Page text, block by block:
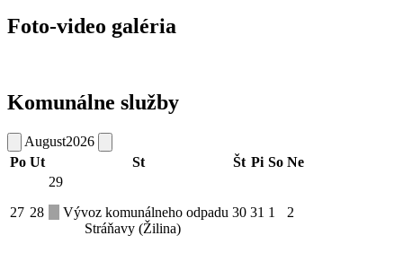
Foto-video galéria
Komunálne služby
August2026
Po Ut St Št Pi So Ne
27 28
29
Vývoz komunálneho odpadu
Stráňavy (Žilina)
30 31 1 2